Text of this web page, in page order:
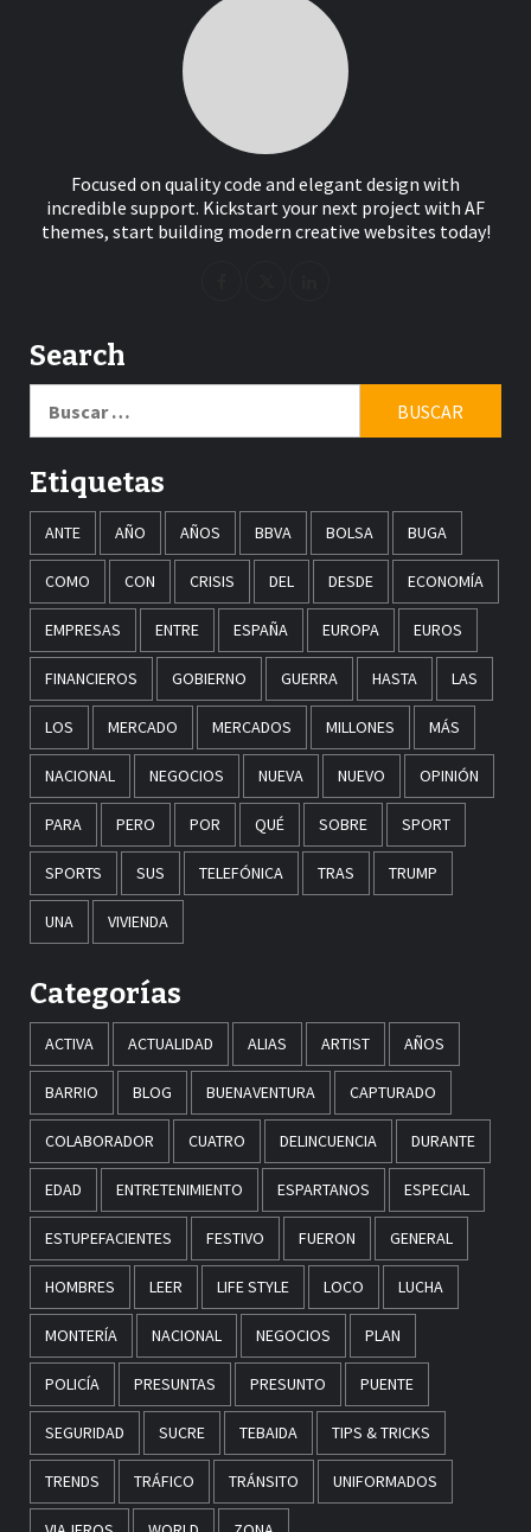
Focused on quality code and elegant design with
incredible support. Kickstart your next project with AF
themes, start building modern creative websites today!
Search
Etiquetas
ANTE AÑO AÑOS BBVA BOLSA BUGA
COMO CON CRISIS DEL DESDE ECONOMÍA
EMPRESAS ENTRE ESPAÑA EUROPA EUROS
FINANCIEROS GOBIERNO GUERRA HASTA LAS
LOS MERCADO MERCADOS MILLONES MÁS
NACIONAL NEGOCIOS NUEVA NUEVO OPINIÓN
PARA PERO POR QUÉ SOBRE SPORT
SPORTS SUS TELEFÓNICA TRAS TRUMP
UNA VIVIENDA
Categorías
ACTIVA ACTUALIDAD ALIAS ARTIST AÑOS
BARRIO BLOG BUENAVENTURA CAPTURADO
COLABORADOR CUATRO DELINCUENCIA DURANTE
EDAD ENTRETENIMIENTO ESPARTANOS ESPECIAL
ESTUPEFACIENTES FESTIVO FUERON GENERAL
HOMBRES LEER LIFE STYLE LOCO LUCHA
MONTERÍA NACIONAL NEGOCIOS PLAN
POLICÍA PRESUNTAS PRESUNTO PUENTE
SEGURIDAD SUCRE TEBAIDA TIPS & TRICKS
TRENDS TRÁFICO TRÁNSITO UNIFORMADOS